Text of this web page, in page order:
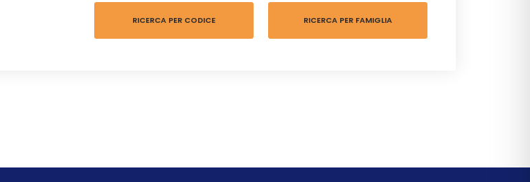
RICERCA PER CODICE RICERCA PER FAMIGLIA